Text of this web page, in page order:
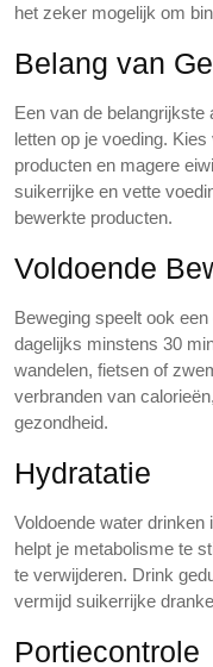
het zeker mogelijk om
Belang van
Een van de
letten op je voeding.
producten en magere
suikerrijke en vette
bewerkte producten.
Voldoende
Beweging speelt ook
dagelijks minstens 30
wandelen, fietsen of
verbranden van
gezondheid.
Hydratatie
Voldoende water drinken
helpt je metabolisme te
te verwijderen. Drink
vermijd suikerrijke
Portiecontrole